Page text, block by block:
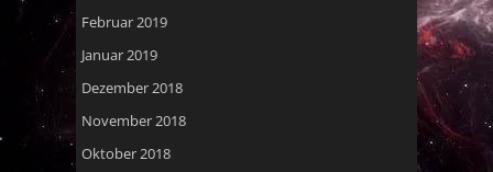
Februar 2019
Januar 2019
Dezember 2018
November 2018
Oktober 2018